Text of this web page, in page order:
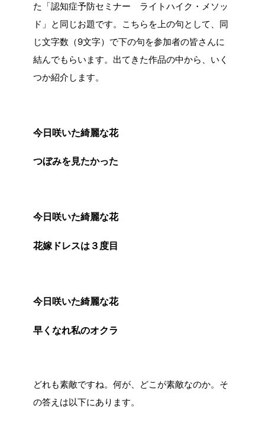
た「認知症予防セミナー ライトハイク・メソッ
ド」と同じお題です。こちらを上の句として、同
じ文字数（9文字）で下の句を参加者の皆さんに
結んでもらいます。出てきた作品の中から、いく
つか紹介します。
今日咲いた綺麗な花
つぼみを見たかった
今日咲いた綺麗な花
花嫁ドレスは３度目
今日咲いた綺麗な花
早くなれ私のオクラ
どれも素敵ですね。何が、どこが素敵なのか。そ
の答えは以下にあります。